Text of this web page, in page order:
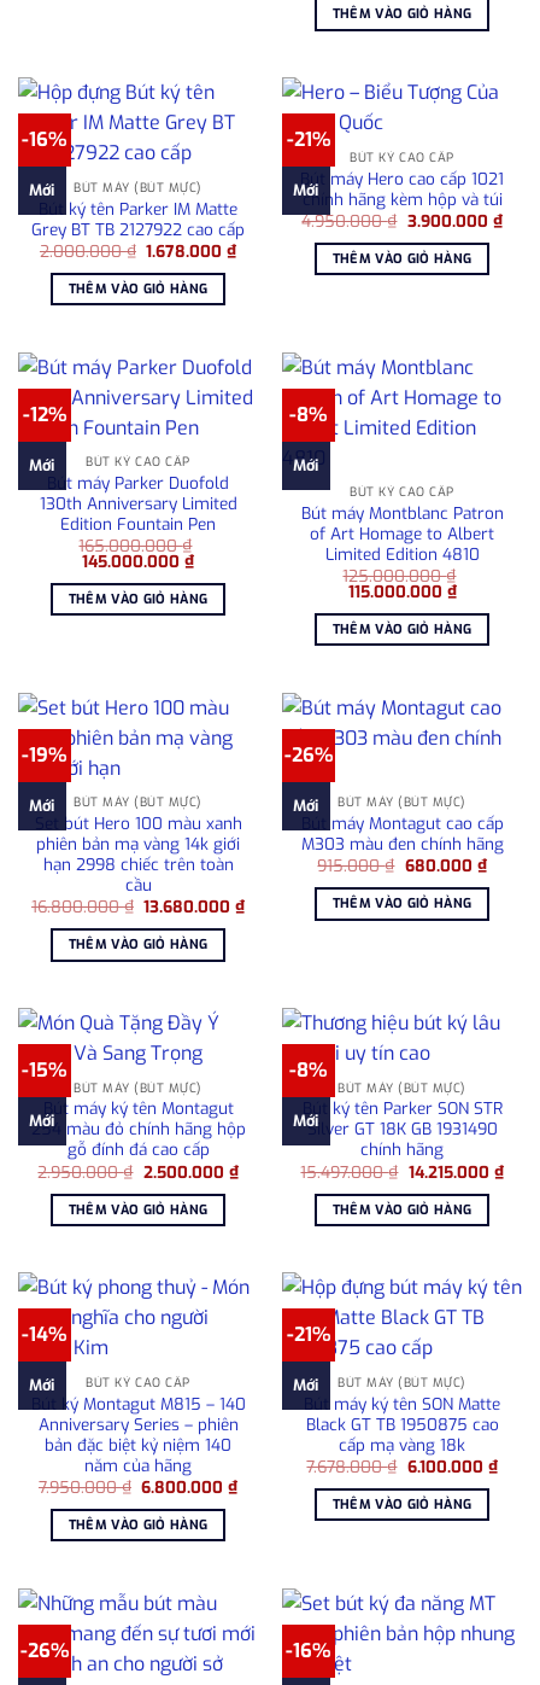
là:
980.000 ₫.
THÊM VÀO GIỎ HÀNG
-16%
Mới BÚT MÁY (BÚT MỰC)
Bút ký tên Parker IM Matte
Grey BT TB 2127922 cao cấp
2.000.000₫ Giá
là:
2.000.000 ₫.
1.678.000₫Giá
hiện
THÊM VÀO GIỎ HÀNG
-21%
Mới
BÚT KÝ CAO CẤP
Bút máy Hero cao cấp 1021
chính hãng kèm hộp và túi
4.950.000₫ Giá
là:
4.950.000 ₫.
3.900.000 ₫Giá
hiện
THÊM VÀO GIỎ HÀNG
-12%
Mới BÚT KÝ CAO CẤP
Bút máy Parker Duofold
130th Anniversary Limited
Edition Fountain Pen
165.000.000₫
Giá
là:
165.000.000 ₫.
145.000.000 ₫Giá
hiện
tại
là:
145.000.000 ₫.
THÊM VÀO GIỎ HÀNG
-8%
Mới
BÚT KÝ CAO CẤP
Bút máy Montblanc Patron
of Art Homage to Albert
Limited Edition 4810
125.000.000₫
Giá
là:
125.000.000 ₫.
115.000.000 ₫Giá
hiện
tại
là:
THÊM VÀO GIỎ HÀNG
-19%
Mới BÚT MÁY (BÚT MỰC)
Set bút Hero 100 màu xanh
phiên bản mạ vàng 14k giới
hạn 2998 chiếc trên toàn
cầu
16.800.000₫ Giá
là:
16.800.000 ₫.
13.680.000₫Giá
THÊM VÀO GIỎ HÀNG
-26%
Mới BÚT MÁY (BÚT MỰC)
Bút máy Montagut cao cấp
M303 màu đen chính hãng
915.000₫ Giá
là:
915.000 ₫.
680.000 ₫Giá
tại
THÊM VÀO GIỎ HÀNG
-15%
Mới
BÚT MÁY (BÚT MỰC)
Bút máy ký tên Montagut
254 màu đỏ chính hãng hộp
gỗ đính đá cao cấp
2.950.000₫ Giá
là:
2.950.000 ₫.
2.500.000 ₫Giá
hiện
2.500.000 ₫.
THÊM VÀO GIỎ HÀNG
-8%
Mới
BÚT MÁY (BÚT MỰC)
Bút ký tên Parker SON STR
Silver GT 18K GB 1931490
chính hãng
15.497.000₫ Giá
là:
15.497.000 ₫.
14.215.000 ₫Giá
hiện
THÊM VÀO GIỎ HÀNG
-14%
Mới BÚT KÝ CAO CẤP
Bút ký Montagut M815 – 140
Anniversary Series – phiên
bản đặc biệt kỷ niệm 140
năm của hãng
7.950.000₫ Giá
là:
7.950.000 ₫.
6.800.000₫Giá
hiện
THÊM VÀO GIỎ HÀNG
-21%
Mới BÚT MÁY (BÚT MỰC)
Bút máy ký tên SON Matte
Black GT TB 1950875 cao
cấp mạ vàng 18k
7.678.000₫ Giá
là:
7.678.000 ₫.
6.100.000 ₫Giá
hiện
THÊM VÀO GIỎ HÀNG
-26% -16%